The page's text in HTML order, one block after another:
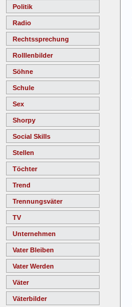
Politik
Radio
Rechtssprechung
Rolllenbilder
Söhne
Schule
Sex
Shorpy
Social Skills
Stellen
Töchter
Trend
Trennungsväter
TV
Unternehmen
Vater Bleiben
Vater Werden
Väter
Väterbilder